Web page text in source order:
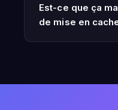
Est-ce que ça
de mise en